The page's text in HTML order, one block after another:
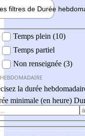
filtres de Durée hebdo
Temps plein (10)
Temps partiel
Non renseignée (3)
la durée
minimale (en heure)